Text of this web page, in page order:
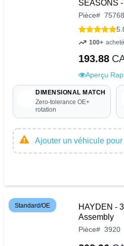
SEASONS
Pièce# 75768
100+ acheté
193.88
Aperçu
DIMENSIONAL MATCH
Zero-tolerance OE+
rotation
Ajouter un véhicule
Standard/OE
HAYDEN -
Assembly
Pièce# 3920